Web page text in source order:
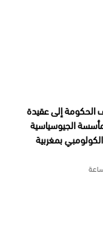
إلى عقيدة
الجيوسياسية
بمغربية